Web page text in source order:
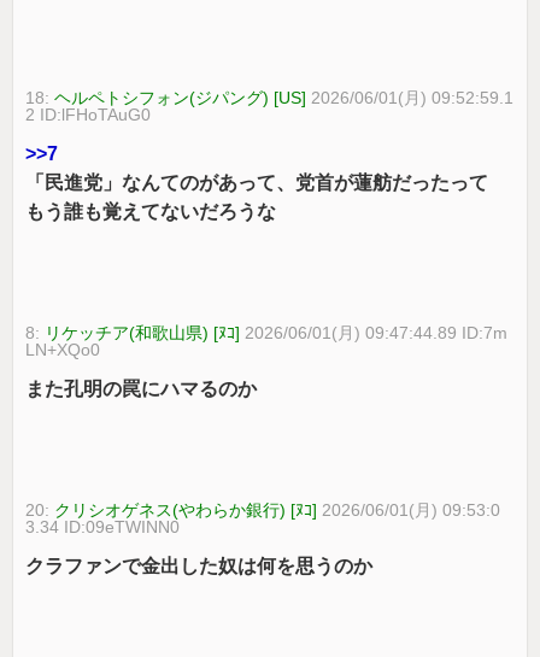
18:ヘルペトシフォン(ジパング) [US] 2026/06/01(月) 09:52:59.1
2 ID:lFHoTAuG0
>>7
「民進党」なんてのがあって、党首が蓮舫だったって
もう誰も覚えてないだろうな
8: リケッチア(和歌山県) [ﾇｺ] 2026/06/01(月) 09:47:44.89 ID:7m
LN+XQo0
また孔明の罠にハマるのか
20: クリシオゲネス(やわらか銀行) [ﾇｺ] 2026/06/01(月) 09:53:0
3.34 ID:09eTWINN0
クラファンで金出した奴は何を思うのか